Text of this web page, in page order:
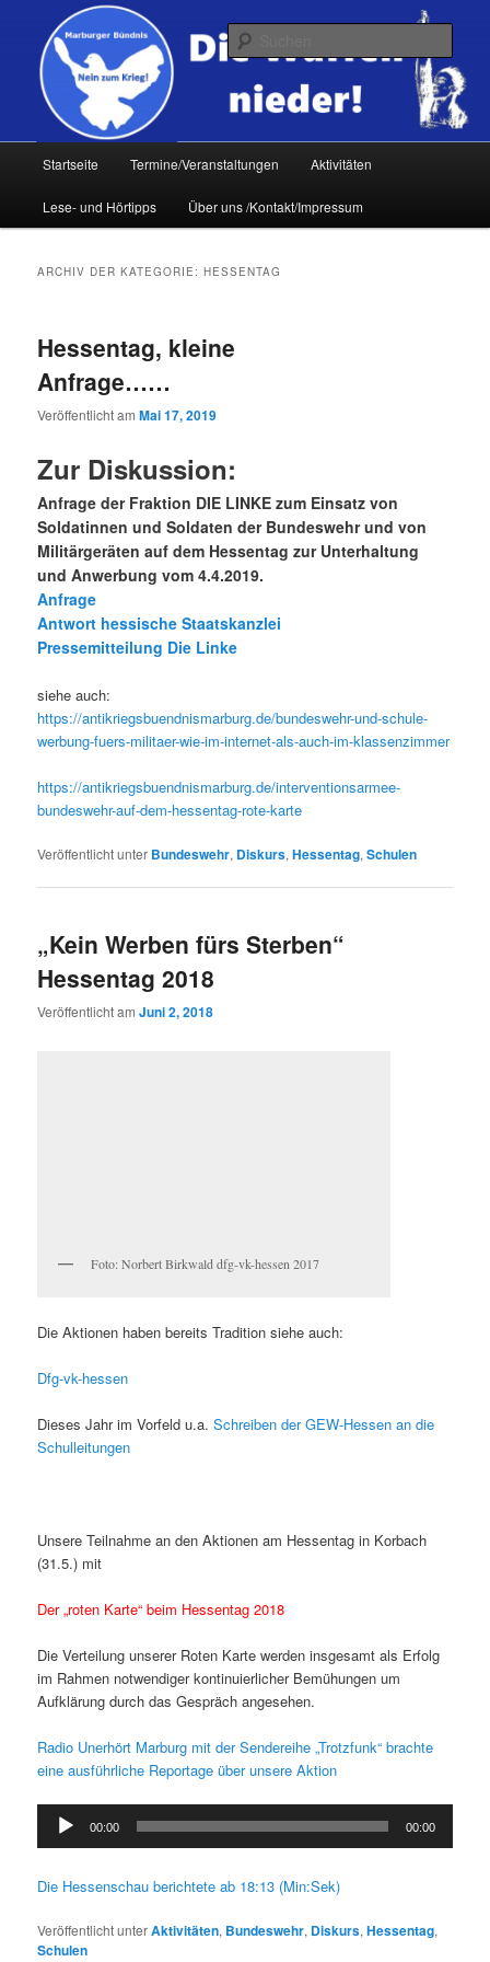
primären
springen
sekundären
springen
Startseite Termine/Veranstaltungen Aktivitäten
Lese- und Hörtipps Über uns /Kontakt/Impressum
ARCHIV DER KATEGORIE:HESSENTAG
Hessentag, kleine
Anfrage……
Veröffentlicht amMai 17, 2019
Zur Diskussion:
Anfrage der Fraktion DIE LINKE zum Einsatz von
Soldatinnen und Soldaten der Bundeswehr und von
Militärgeräten auf dem Hessentag zur Unterhaltung
und Anwerbung vom 4.4.2019.
Anfrage
Antwort hessische Staatskanzlei
Pressemitteilung Die Linke
siehe auch:
https://antikriegsbuendnismarburg.de/bundeswehr-und-schule-
werbung-fuers-militaer-wie-im-internet-als-auch-im-klassenzimmer
https://antikriegsbuendnismarburg.de/interventionsarmee-
bundeswehr-auf-dem-hessentag-rote-karte
Veröffentlicht unter Bundeswehr, Diskurs,Hessentag,Schulen
„Kein Werben fürs Sterben“
Hessentag 2018
Veröffentlicht amJuni 2, 2018
Foto: Norbert Birkwald dfg-vk-hessen 2017
Die Aktionen haben bereits Tradition siehe auch:
Dfg-vk-hessen
Dieses Jahr im Vorfeld u.a.Schreiben der GEW-Hessen an die
Schulleitungen
Unsere Teilnahme an den Aktionen am Hessentag in Korbach
(31.5.) mit
Der „roten Karte“ beim Hessentag 2018
Die Verteilung unserer Roten Karte werden insgesamt als Erfolg
im Rahmen notwendiger kontinuierlicher Bemühungen um
Aufklärung durch das Gespräch angesehen.
Radio Unerhört Marburg mit der Sendereihe „Trotzfunk“ brachte
eine ausführliche Reportage über unsere Aktion
Audio-
Player
00:00 00:00
Die Hessenschau berichtete ab 18:13 (Min:Sek)
Veröffentlicht unterAktivitäten, Bundeswehr, Diskurs,Hessentag,
Schulen